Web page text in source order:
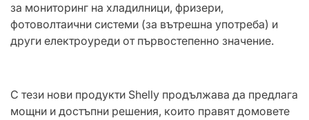
за мониторинг на хладилници, фризери,
фотоволтаични системи (за вътрешна употреба) и
други електроуреди от първостепенно значение.
С тези нови продукти Shelly продължава да предлага
мощни и достъпни решения, които правят домовете